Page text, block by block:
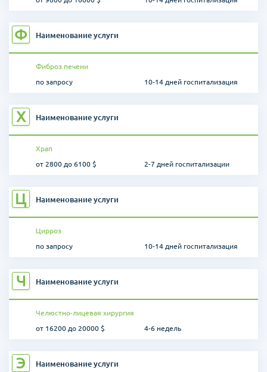
Ф Наименование услуги
Фиброз печени
по запросу
10-14 дней госпитализация
Х Наименование услуги
Храп
от 2800 до 6100 $
2-7 дней госпитализации
Ц Наименование услуги
Цирроз
по запросу
10-14 дней госпитализация
Ч Наименование услуги
Челюстно-лицевая хирургия
от 16200 до 20000 $
4-6 недель
Э Наименование услуги